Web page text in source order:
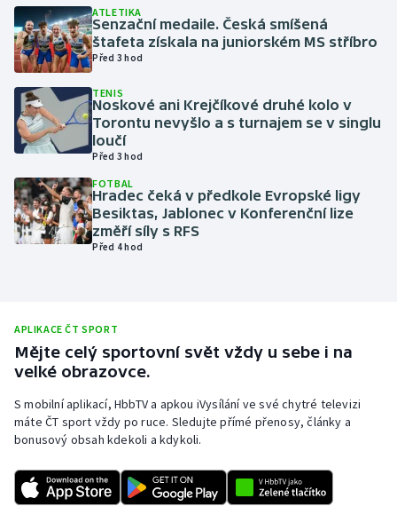
Lyže a snowboard
Moderní pětiboj
Motorsport
Olympijské hry
Parasport
Plavání
Ragby
Rychlobruslení
Rychlostní kanoistika
Sportovní střelba
ATLETIKA
Senzační medaile. Česká smíšená
štafeta získala na juniorském MS stříbro
Před 3 hod
TENIS
Noskové ani Krejčíkové druhé kolo v
Torontu nevyšlo a s turnajem se v singlu
loučí
Před 3 hod
FOTBAL
Hradec čeká v předkole Evropské ligy
Besiktas, Jablonec v Konferenční lize
změří síly s RFS
Před 4 hod
APLIKACE ČT SPORT
Mějte celý sportovní svět vždy u sebe i na
velké obrazovce.
S mobilní aplikací, HbbTV a apkou iVysílání ve své chytré televizi
máte ČT sport vždy po ruce. Sledujte přímé přenosy, články a
bonusový obsah kdekoli a kdykoli.